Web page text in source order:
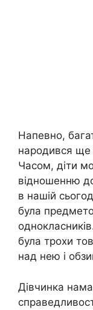
Напевно,
народився ще
Часом, діти
відношенню до
в нашій
була
була трохи
над нею і
Дівчинка